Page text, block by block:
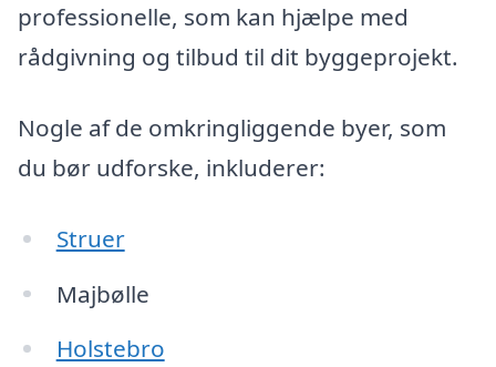
professionelle, som kan hjælpe med
rådgivning og tilbud til dit byggeprojekt.
Nogle af de omkringliggende byer, som
du bør udforske, inkluderer:
Struer
Majbølle
Holstebro